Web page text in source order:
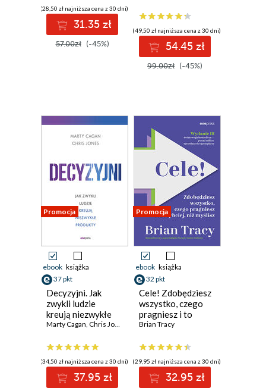
(28,50 zł najniższa cena z 30 dni)
31.35 zł
57.00zł (-45%)
(49,50 zł najniższa cena z 30 dni)
54.45 zł
99.00zł (-45%)
Promocja
ebook książka
37 pkt
Decyzyjni. Jak
zwykli ludzie
kreują niezwykłe
produkty
Marty Cagan, Chris Jones
(34,50 zł najniższa cena z 30 dni)
37.95 zł
Promocja
ebook książka
32 pkt
Cele! Zdobędziesz
wszystko, czego
pragniesz i to
szybciej, niż
III
Brian Tracy
(29,95 zł najniższa cena z 30 dni)
32.95 zł